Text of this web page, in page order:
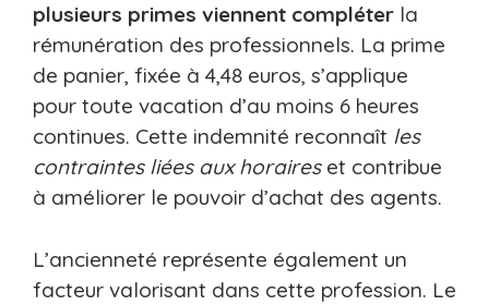
plusieurs primes viennent compléter la
rémunération des professionnels. La prime
de panier, fixée à 4,48 euros, s’applique
pour toute vacation d’au moins 6 heures
continues. Cette indemnité reconnaît les
contraintes liées aux horaireset contribue
à améliorer le pouvoir d’achat des agents.
L’ancienneté représente également un
facteur valorisant dans cette profession. Le